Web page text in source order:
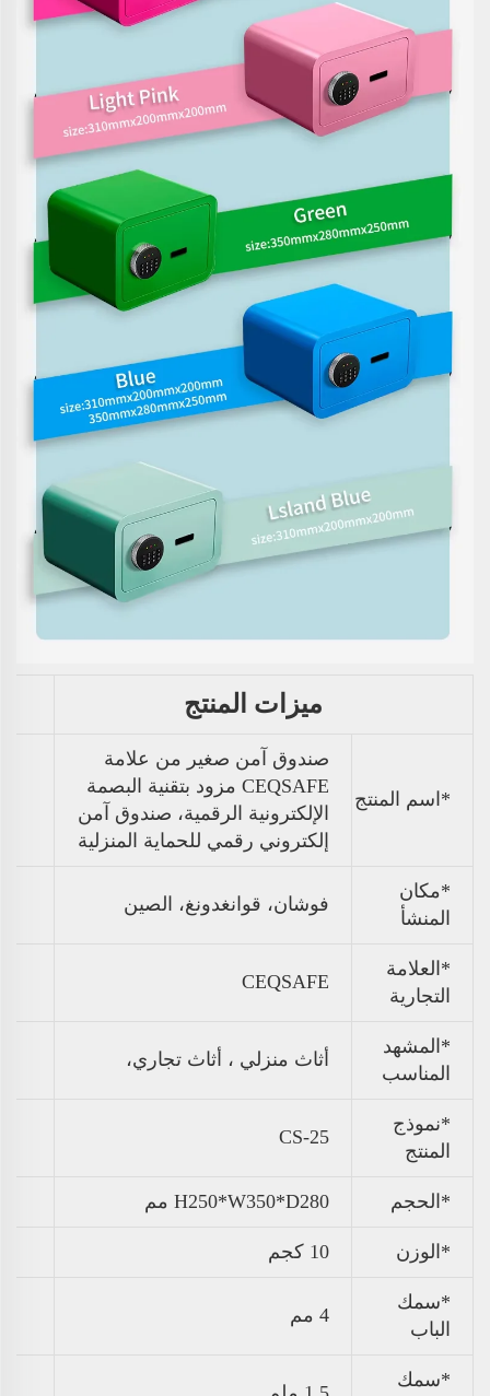
ميزات المنتج
*اسم المنتج
صندوق آمن صغير من علامة
CEQSAFE مزود بتقنية البصمة
الإلكترونية الرقمية، صندوق آمن
إلكتروني رقمي للحماية المنزلية
*مكان
المنشأ
فوشان، قوانغدونغ، الصين
*العلامة
التجارية
CEQSAFE
*المشهد
المناسب
أثاث منزلي ، أثاث تجاري،
*نموذج
المنتج
CS-25
*الحجم H250*W350*D280 مم
*الوزن 10 كجم
*سمك
الباب
4 مم
*سمك